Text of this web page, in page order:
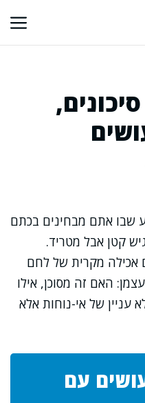
שבו אתם מבחינים בכתם
קטן אבל מטריד.
מקרית של לחם
האם זה מסוכן, אילו
עניין של אי-נוחות אלא
עם